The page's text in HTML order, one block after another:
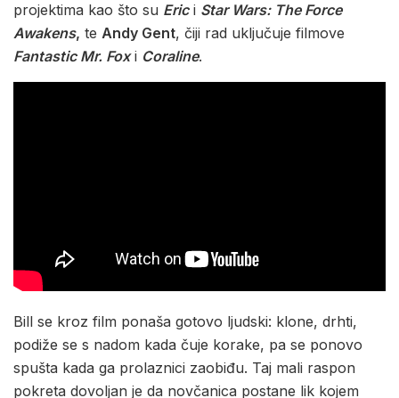
projektima kao što su Eric i Star Wars: The Force
Awakens, te Andy Gent, čiji rad uključuje filmove
Fantastic Mr. Foxi Coraline.
Bill se kroz film ponaša gotovo ljudski: klone, drhti,
podiže se s nadom kada čuje korake, pa se ponovo
spušta kada ga prolaznici zaobiđu. Taj mali raspon
pokreta dovoljan je da novčanica postane lik kojem